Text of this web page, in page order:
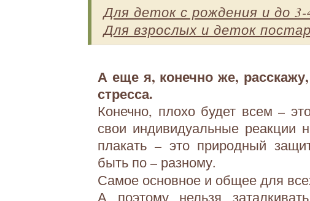
Для деток с рождения и до
Для взрослых и деток
А еще я, конечно же,
стресса.
Конечно, плохо будет всем –
свои индивидуальные реакции
плакать – это природный
быть по – разному.
Самое основное и общее для
А поэтому нельзя